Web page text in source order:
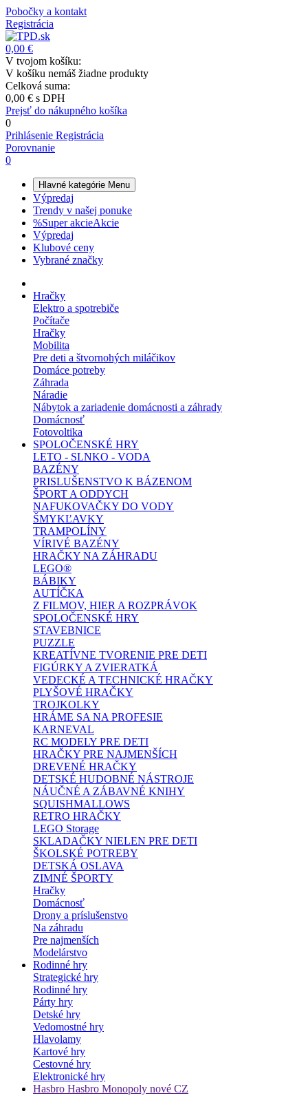
Pobočky a kontakt
Registrácia
0,00 €
V tvojom košíku:
V košíku nemáš žiadne produkty
Celková suma:
0,00 € s DPH
Prejsť do nákupného košíka
0
Prihlásenie Registrácia
Porovnanie
0
Hlavné kategórie Menu
Výpredaj
Trendy v našej ponuke
%Super akcieAkcie
Výpredaj
Klubové ceny
Vybrané značky
Hračky
Elektro a spotrebiče
Počítače
Hračky
Mobilita
Pre deti a štvornohých miláčikov
Domáce potreby
Záhrada
Náradie
Nábytok a zariadenie domácnosti a záhrady
Domácnosť
Fotovoltika
SPOLOČENSKÉ HRY
LETO - SLNKO - VODA
BAZÉNY
PRISLUŠENSTVO K BÁZENOM
ŠPORT A ODDYCH
NAFUKOVAČKY DO VODY
ŠMYKĽAVKY
TRAMPOLÍNY
VÍRIVÉ BAZÉNY
HRAČKY NA ZÁHRADU
LEGO®
BÁBIKY
AUTÍČKA
Z FILMOV, HIER A ROZPRÁVOK
SPOLOČENSKÉ HRY
STAVEBNICE
PUZZLE
KREATÍVNE TVORENIE PRE DETI
FIGÚRKY A ZVIERATKÁ
VEDECKÉ A TECHNICKÉ HRAČKY
PLYŠOVÉ HRAČKY
TROJKOLKY
HRÁME SA NA PROFESIE
KARNEVAL
RC MODELY PRE DETI
HRAČKY PRE NAJMENŠÍCH
DREVENÉ HRAČKY
DETSKÉ HUDOBNÉ NÁSTROJE
NÁUČNÉ A ZÁBAVNÉ KNIHY
SQUISHMALLOWS
RETRO HRAČKY
LEGO Storage
SKLADAČKY NIELEN PRE DETI
ŠKOLSKÉ POTREBY
DETSKÁ OSLAVA
ZIMNÉ ŠPORTY
Hračky
Domácnosť
Drony a príslušenstvo
Na záhradu
Pre najmenších
Modelárstvo
Rodinné hry
Strategické hry
Rodinné hry
Párty hry
Detské hry
Vedomostné hry
Hlavolamy
Kartové hry
Cestovné hry
Elektronické hry
Hasbro Hasbro Monopoly nové CZ